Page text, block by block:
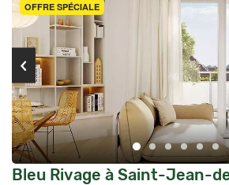
OFFRE SPÉCIALE
Bleu Rivage à Saint-Jean-